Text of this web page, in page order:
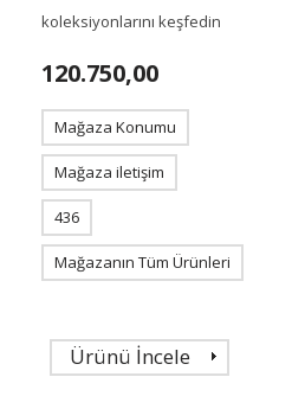
koleksiyonlarını keşfedin
120.750,00
Mağaza Konumu
Mağaza iletişim
436
Mağazanın Tüm Ürünleri
Ürünü İncele